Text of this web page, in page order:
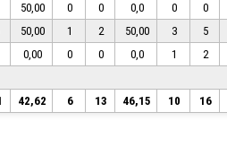
50,00 0 0 0,0 0 0
50,00 1 2 50,00 3 5
0,00 0 0 0,0 1 2
42,62 6 13 46,15 10 16